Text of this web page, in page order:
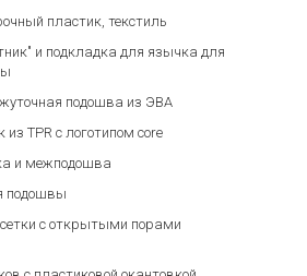
пластик, текстиль
и подкладка для язычка для
подошва из ЭВА
TPR с логотипом core
и межподошва
подошвы
с открытыми порами